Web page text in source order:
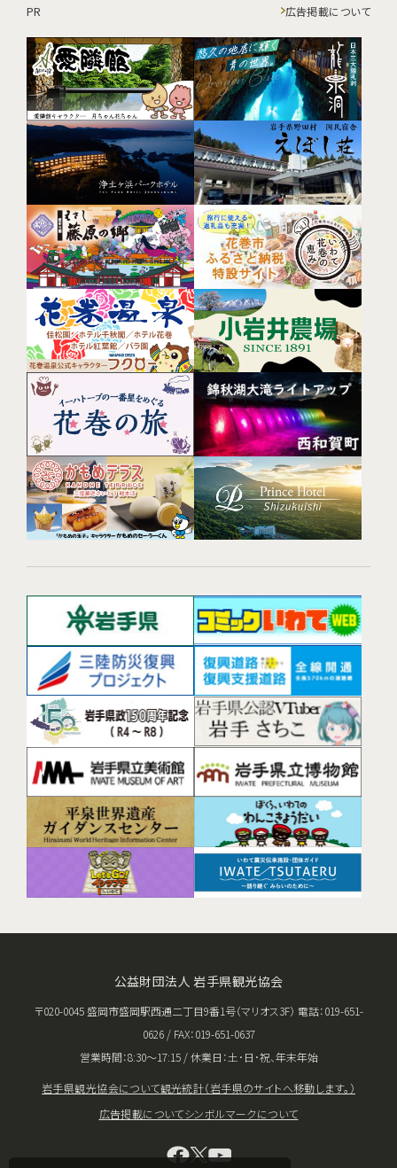
PR 広告掲載について
公益財団法人 岩手県観光協会
〒020-0045 盛岡市盛岡駅西通二丁目9番1号（マリオス3F） 電話：019-651-
0626 / FAX：019-651-0637
営業時間：8:30〜17:15 / 休業日：土･日･祝、年末年始
岩手県観光協会について観光統計（岩手県のサイトへ移動します。）
広告掲載についてシンボルマークについて